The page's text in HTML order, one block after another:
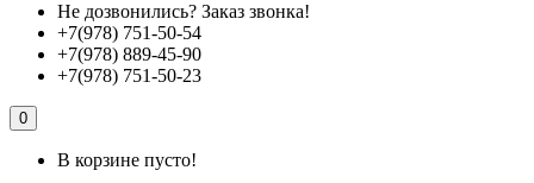
Не дозвонились? Заказ звонка!
+7(978) 751-50-54
+7(978) 889-45-90
+7(978) 751-50-23
0
В корзине пусто!